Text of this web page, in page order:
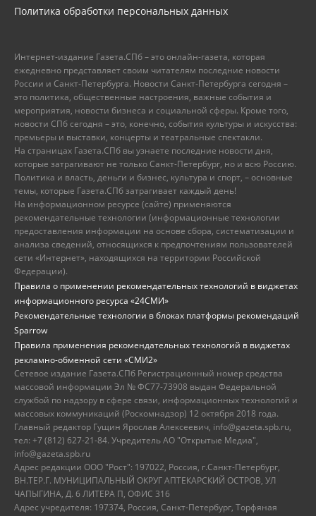
Политика обработки персональных данных
Интернет-издание Газета.СПб – это онлайн-газета, которая
ежедневно представляет своим читателям последние новости
России и Санкт-Петербурга. Новости Санкт-Петербурга сегодня –
это политика, общественные настроения, важные события и
мероприятия, новости бизнеса и социальной сферы. Кроме того,
новости СПб сегодня – это, конечно, события культуры и искусства:
премьеры и выставки, концерты и театральные спектакли.
На страницах Газета.СПб вы узнаете последние новости дня,
которые затрагивают не только Санкт-Петербург, но и всю Россию.
Политика и власть, деньги и бизнес, культура и спорт, – основные
темы, которые Газета.СПб затрагивает каждый день!
На информационном ресурсе (сайте) применяются
рекомендательные технологии (информационные технологии
предоставления информации на основе сбора, систематизации и
анализа сведений, относящихся к предпочтениям пользователей
сети «Интернет», находящихся на территории Российской
Федерации).
Правила о применении рекомендательных технологий в виджетах
информационного ресурса «24СМИ»
Рекомендательные технологии в блоках платформы рекомендаций
Sparrow
Правила применения рекомендательных технологий в виджетах
рекламно-обменной сети «СМИ2»
Сетевое издание Газета.СПб Регистрационный номер средства
массовой информации Эл № ФС77-73908 выдан Федеральной
службой по надзору в сфере связи, информационных технологий и
массовых коммуникаций (Роскомнадзор) 12 октября 2018 года.
Главный редактор Гущин Ярослав Алексеевич, info@gazeta.spb.ru,
тел: +7 (812) 627-21-84. Учредитель АО "Открытые Медиа",
info@gazeta.spb.ru
Адрес редакции ООО "Рост": 197022, Россия, г.Санкт-Петербург,
ВН.ТЕР.Г. МУНИЦИПАЛЬНЫЙ ОКРУГ АПТЕКАРСКИЙ ОСТРОВ, УЛ
ЧАПЫГИНА, Д. 6 ЛИТЕРА П, ОФИС 316
Адрес учредителя: 197374, Россия, Санкт-Петербург, Торфяная